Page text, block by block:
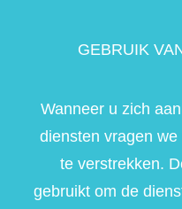
GEBRUIK
Wanneer u zich
diensten vragen
te verstrekken.
gebruikt om de